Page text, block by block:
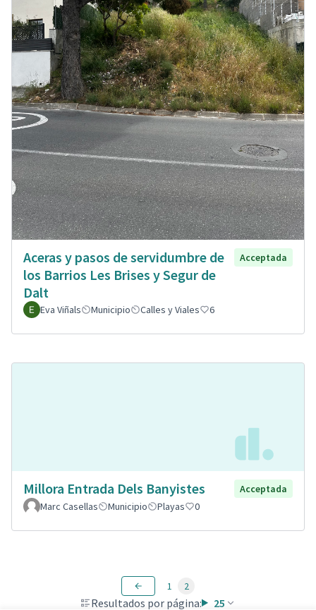
Aceras y pasos de servidumbre de
los Barrios Les Brises y Segur de
Dalt
Acceptada
Eva Viñals Municipio Calles y Viales 6
Millora Entrada Dels Banyistes
Acceptada
Marc Casellas
Municipio Playas 0
Resultados por página: 25
1 2